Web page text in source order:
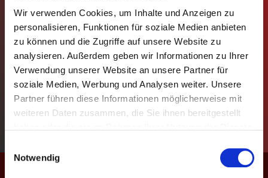
Wir verwenden Cookies, um Inhalte und Anzeigen zu
personalisieren, Funktionen für soziale Medien anbieten
zu können und die Zugriffe auf unsere Website zu
analysieren. Außerdem geben wir Informationen zu Ihrer
Verwendung unserer Website an unsere Partner für
soziale Medien, Werbung und Analysen weiter. Unsere
Partner führen diese Informationen möglicherweise mit
weiteren Daten zusammen, die Sie ihnen bereitgestellt
Notwendig
STATISTIKEN
POKAL
EVENTS
16 Jana Plankenhorn ♀